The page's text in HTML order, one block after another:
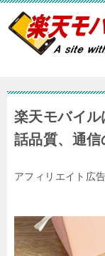
楽天モバイ
話品質、通
アフィリエイト広